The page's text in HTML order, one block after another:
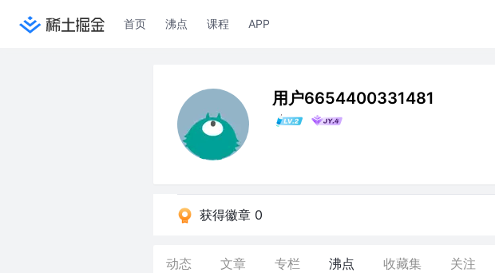
首页 沸点 课程 APP
用户6654400331481
获得徽章 0
动态 文章 专栏 沸点 收藏集 关注